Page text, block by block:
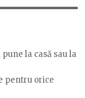
la casă sau la
pentru orice